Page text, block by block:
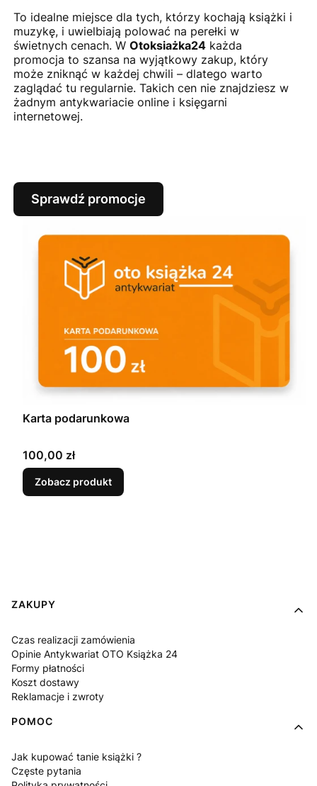
To idealne miejsce dla tych, którzy kochają książki i
muzykę, i uwielbiają polować na perełki w
świetnych cenach. W Otoksiażka24każda
promocja to szansa na wyjątkowy zakup, który
może zniknąć w każdej chwili – dlatego warto
zaglądać tu regularnie. Takich cen nie znajdziesz w
żadnym antykwariacie online i księgarni
internetowej.
Sprawdź promocje
Karta podarunkowa
Cena
100,00 zł
Zobacz produkt
Linki w stopce
ZAKUPY
Czas realizacji zamówienia
Opinie Antykwariat OTO Książka 24
Formy płatności
Koszt dostawy
Reklamacje i zwroty
POMOC
Jak kupować tanie książki ?
Częste pytania